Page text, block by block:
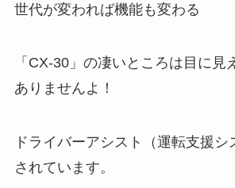
世代が変われば機能も変わる
「CX-30」の凄いところは目に見
ありませんよ！
ドライバーアシスト（運転支援
されています。